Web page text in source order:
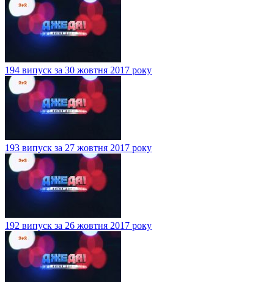
194 випуск за 30 жовтня 2017 року
193 випуск за 27 жовтня 2017 року
192 випуск за 26 жовтня 2017 року